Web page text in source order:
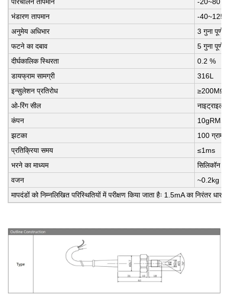
भंडारण तापमान
-40~125
अनुमेय अधिभार
3 गुना पूर्ण
फटने का दबाव
5 गुना पूर्ण
दीर्घकालिक स्थिरता
0.2 %
डायफ्राम सामग्री
316L
इन्सुलेशन प्रतिरोध
≥200MΩ
ओ-रिंग सील
नाइट्राइल
कंपन
10gRMS,
झटका
100 ग्राम,
प्रतिक्रिया समय
≤1ms
भरने का माध्यम
सिलिकॉन
वजन
~0.2kg
मापदंडों को निम्नलिखित परिस्थितियों में परीक्षण किया जाता हैः 1.5mA का निरंतर